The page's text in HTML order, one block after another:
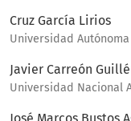
Cruz García Lirios
Universidad
Javier Carreón
Universidad Nacional